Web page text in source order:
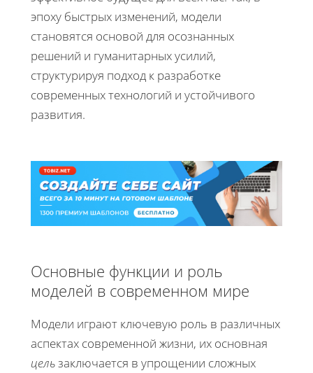
эпоху быстрых изменений, модели
становятся основой для осознанных
решений и гуманитарных усилий,
структурируя подход к разработке
современных технологий и устойчивого
развития.
Основные функции и роль
моделей в современном мире
Модели играют ключевую роль в различных
аспектах современной жизни, их основная
цельзаключается в упрощении сложных